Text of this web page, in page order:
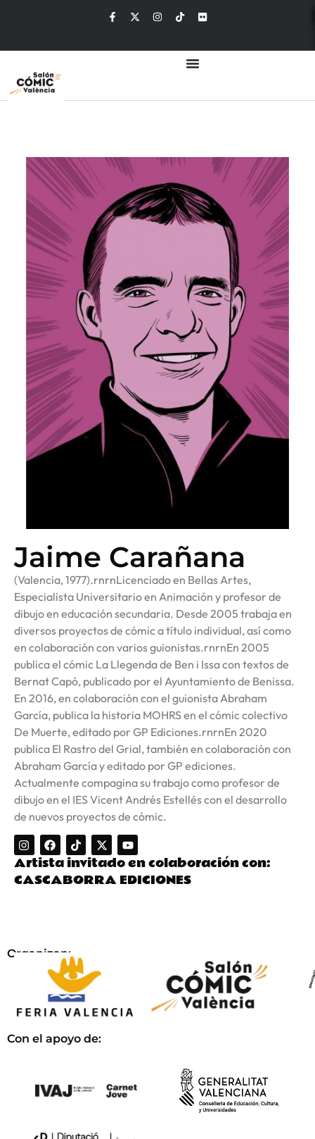
Jaime Carañana
(Valencia, 1977).rnrnLicenciado en Bellas Artes,
Especialista Universitario en Animación y profesor de
dibujo en educación secundaria. Desde 2005 trabaja en
diversos proyectos de cómic a título individual, así como
en colaboración con varios guionistas.rnrnEn 2005
publica el cómic La Llegenda de Ben i Issa con textos de
Bernat Capó, publicado por el Ayuntamiento de Benissa.
En 2016, en colaboración con el guionista Abraham
García, publica la historia MOHRS en el cómic colectivo
De Muerte, editado por GP Ediciones.rnrnEn 2020
publica El Rastro del Grial, también en colaboración con
Abraham García y editado por GP ediciones.
Actualmente compagina su trabajo como profesor de
dibujo en el IES Vicent Andrés Estellés con el desarrollo
de nuevos proyectos de cómic.
Artista invitado en colaboración con:
CASCABORRA EDICIONES
Organizan:
Con el apoyo de: